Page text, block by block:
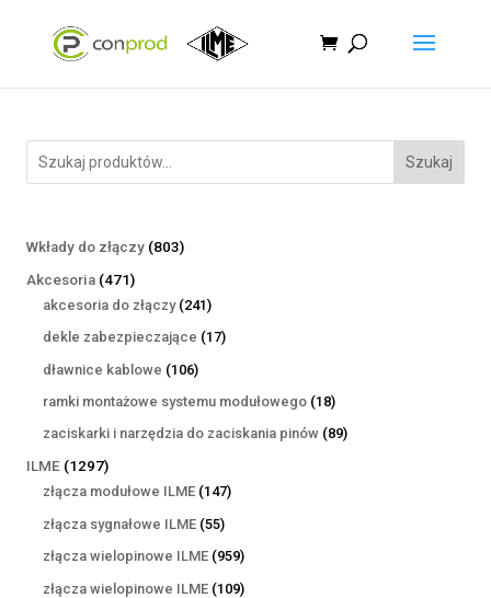
Szukaj
Wkłady do złączy 803803
Akcesoria 471471
produktów
akcesoria do złączy 241241
produktów
dekle zabezpieczające 1717
dławnice kablowe 106106
produktów
ramki montażowe systemu modułowego 1818
produktów
zaciskarki i narzędzia do zaciskania pinów 8989
ILME 12971297
produktów
złącza modułowe ILME 147147
złącza sygnałowe ILME 5555
produktów
złącza wielopinowe ILME 959959
produktów
złącza wielopinowe ILME 109109